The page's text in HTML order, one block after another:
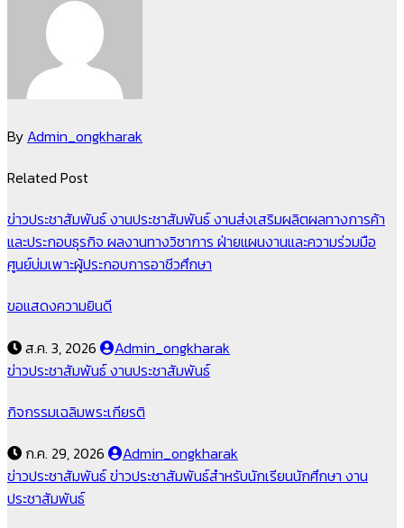
By Admin_ongkharak
Related Post
ข่าวประชาสัมพันธ์งานประชาสัมพันธ์งานส่งเสริมผลิตผลทางการค้า
และประกอบธุรกิจ ผลงานทางวิชาการ ฝ่ายแผนงานและความร่วมมือ
ศูนย์บ่มเพาะผู้ประกอบการอาชีวศึกษา
ขอแสดงความยินดี
ส.ค. 3, 2026
Admin_ongkharak
ข่าวประชาสัมพันธ์งานประชาสัมพันธ์
กิจกรรมเฉลิมพระเกียรติ
ก.ค. 29, 2026
Admin_ongkharak
ข่าวประชาสัมพันธ์ข่าวประชาสัมพันธ์สำหรับนักเรียนนักศึกษา งาน
ประชาสัมพันธ์